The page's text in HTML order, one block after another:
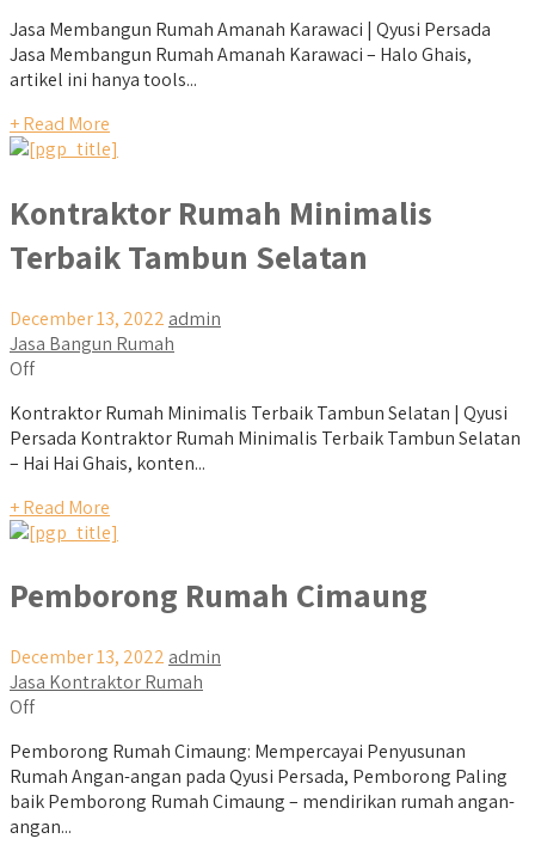
Jasa Membangun Rumah Amanah Karawaci | Qyusi Persada
Jasa Membangun Rumah Amanah Karawaci – Halo Ghais,
artikel ini hanya tools...
+ Read More
Kontraktor Rumah Minimalis
Terbaik Tambun Selatan
December 13, 2022 admin
Jasa Bangun Rumah
Off
Kontraktor Rumah Minimalis Terbaik Tambun Selatan | Qyusi
Persada Kontraktor Rumah Minimalis Terbaik Tambun Selatan
– Hai Hai Ghais, konten...
+ Read More
Pemborong Rumah Cimaung
December 13, 2022 admin
Jasa Kontraktor Rumah
Off
Pemborong Rumah Cimaung: Mempercayai Penyusunan
Rumah Angan-angan pada Qyusi Persada, Pemborong Paling
baik Pemborong Rumah Cimaung – mendirikan rumah angan-
angan...